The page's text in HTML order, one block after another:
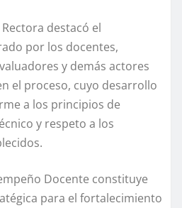
destacó el
por los docentes,
y demás actores
el proceso, cuyo desarrollo
a los principios de
y respeto a los
Docente constituye
para el fortalecimiento